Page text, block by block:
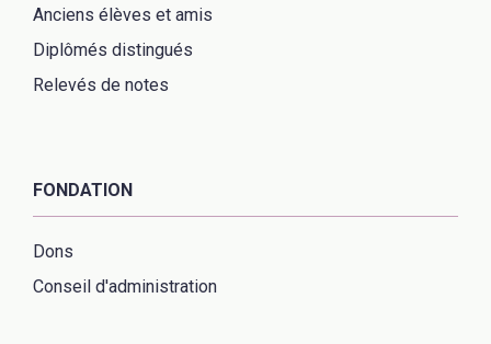
Anciens élèves et amis
Diplômés distingués
Relevés de notes
FONDATION
Dons
Conseil d'administration